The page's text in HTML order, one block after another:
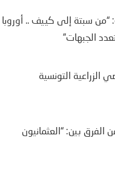
“من سبتة إلى كييف .. أوروبا
الجبهات”
الزراعية التونسية
بين: “العثمانيون